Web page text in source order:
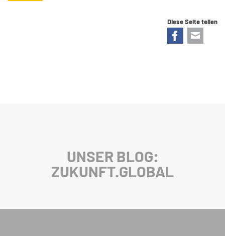
Diese Seite teilen
Facebook
UNSER BLOG:
ZUKUNFT.GLOBAL